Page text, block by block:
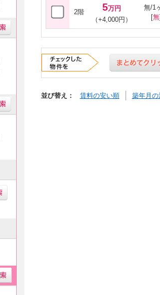
2階 5万円
（+4,000円）
無/1
[無]
並び替え： 賃料の安い順 築年月の